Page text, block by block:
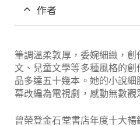
作者
筆調溫柔敦厚，委婉細緻，
文、兒童文學等多種風格的
品多達五十幾本。她的小說
幕改編為電視劇，感動無數觀
曾榮登金石堂書店年度十大暢